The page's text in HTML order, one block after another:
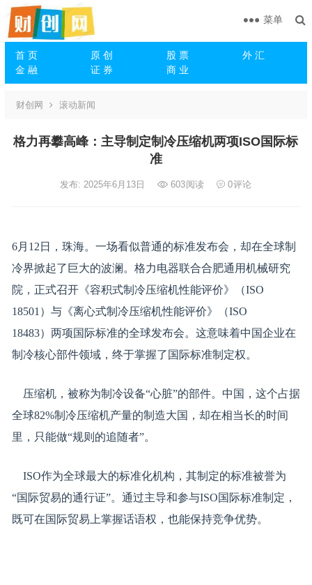
首 页 原 创 股 票
外 汇
金 融
证 券 商 业
菜单
财创网 滚动新闻
格力再攀高峰：主导制定制冷压缩机两项ISO国际标
准
发布: 2025年6月13日 603阅读 0评论
6月12日，珠海。一场看似普通的标准发布会，却在全球制
冷界掀起了巨大的波澜。格力电器联合合肥通用机械研究
院，正式召开《容积式制冷压缩机性能评价》（ISO
18501）与《离心式制冷压缩机性能评价》（ISO
18483）两项国际标准的全球发布会。这意味着中国企业在
制冷核心部件领域，终于掌握了国际标准制定权。
压缩机，被称为制冷设备“心脏”的部件。中国，这个占据
全球82%制冷压缩机产量的制造大国，却在相当长的时间
里，只能做“规则的追随者”。
ISO作为全球最大的标准化机构，其制定的标准被誉为
“国际贸易的通行证”。通过主导和参与ISO国际标准制定，
既可在国际贸易上掌握话语权，也能保持竞争优势。